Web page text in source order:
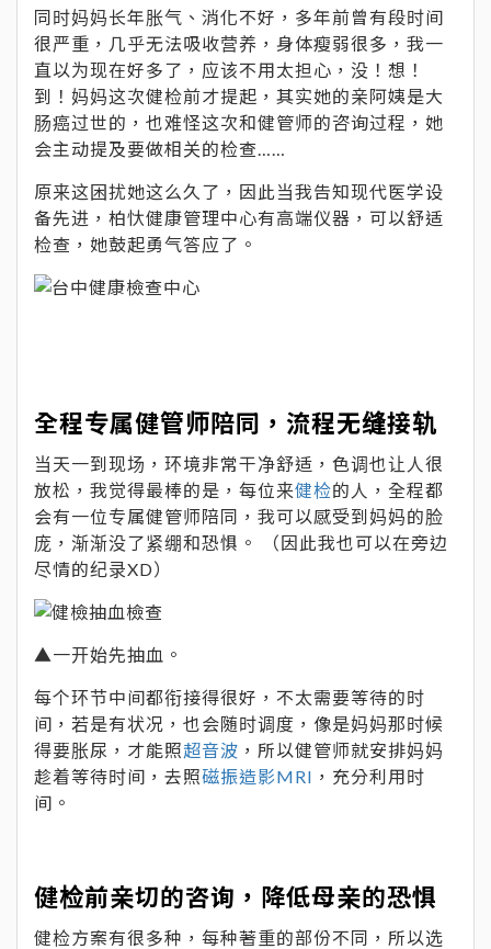
同时妈妈长年胀气、消化不好，多年前曾有段时间
很严重，几乎无法吸收营养，身体瘦弱很多，我一
直以为现在好多了，应该不用太担心，没！想！
到！妈妈这次健检前才提起，其实她的亲阿姨是大
肠癌过世的，也难怪这次和健管师的咨询过程，她
会主动提及要做相关的检查……
原来这困扰她这么久了，因此当我告知现代医学设
备先进，柏忕健康管理中心有高端仪器，可以舒适
检查，她鼓起勇气答应了。
全程专属健管师陪同，流程无缝接轨
当天一到现场，环境非常干净舒适，色调也让人很
放松，我觉得最棒的是，每位来健检的人，全程都
会有一位专属健管师陪同，我可以感受到妈妈的脸
庞，渐渐没了紧绷和恐惧。 （因此我也可以在旁边
尽情的纪录XD）
▲一开始先抽血。
每个环节中间都衔接得很好，不太需要等待的时
间，若是有状况，也会随时调度，像是妈妈那时候
得要胀尿，才能照超音波 ，所以健管师就安排妈妈
趁着等待时间，去照磁振造影MRI ，充分利用时
间。
健检前亲切的咨询，降低母亲的恐惧
健检方案有很多种，每种著重的部份不同，所以选